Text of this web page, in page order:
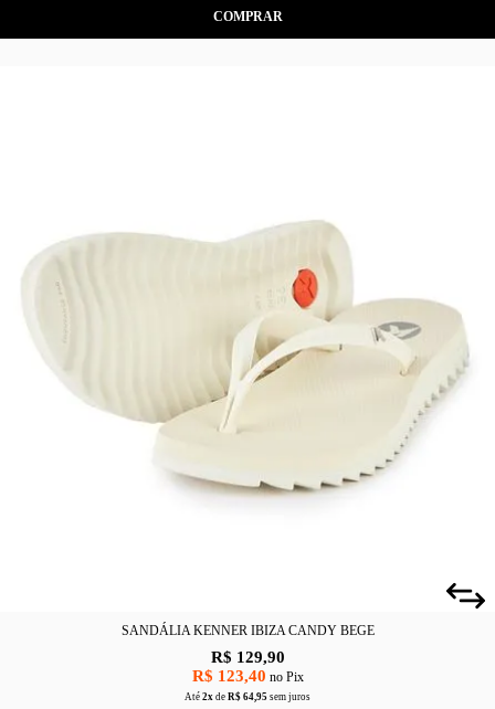
COMPRAR
SANDÁLIA KENNER IBIZA CANDY BEGE
R$ 129,90
R$ 123,40 no Pix
Até 2x de R$ 64,95 sem juros